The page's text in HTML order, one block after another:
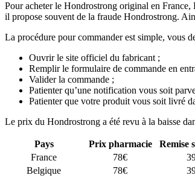
Pour acheter le Hondrostrong original en
il propose souvent de la fraude Hondrostrong.
La procédure pour commander est simple, vous
Ouvrir le site officiel du fabricant ;
Remplir le formulaire de commande en
Valider la commande ;
Patienter qu’une notification vous soit
Patienter que votre produit vous soit livré
Le prix du Hondrostrong a été revu à la baisse
Pays Prix pharmacie
Remise
France
78€
Belgique
78€